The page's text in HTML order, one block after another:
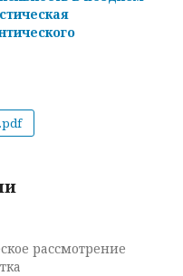
рассмотрение